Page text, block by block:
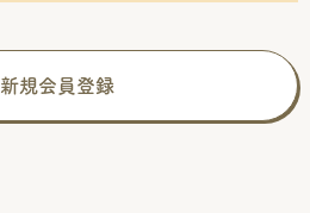
新規会員登録